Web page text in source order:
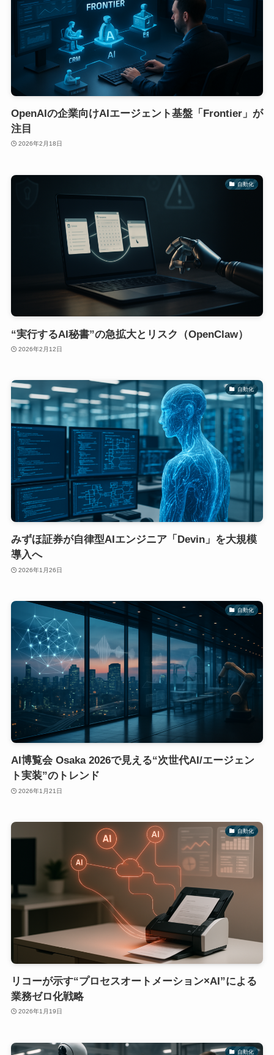
OpenAIの企業向けAIエージェント基盤「Frontier」が
注目
2026年2月18日
自動化
“実行するAI秘書”の急拡大とリスク（OpenClaw）
2026年2月12日
自動化
みずほ証券が自律型AIエンジニア「Devin」を大規模
導入へ
2026年1月26日
自動化
AI博覧会 Osaka 2026で見える“次世代AI/エージェン
ト実装”のトレンド
2026年1月21日
自動化
リコーが示す“プロセスオートメーション×AI”による
業務ゼロ化戦略
2026年1月19日
自動化